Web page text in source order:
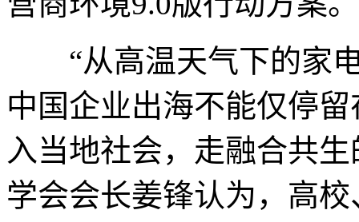
“从高温天气下的家电
中国企业出海不能仅停
入当地社会，走融合共
学会会长姜锋认为，高